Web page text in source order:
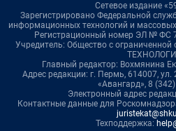
Сетевое издание
Зарегистрировано Федеральной
информационных технологий и
Регистрационный номер ЭЛ № ФС
Учредитель: Общество с
Главный редактор: Вохмянина
Адрес редакции: г. Пермь, 614007,
«Авангард», 8 (342)
Электронный адрес
Контактные данные для
Техподдержка: